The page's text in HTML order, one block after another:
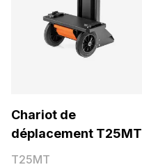
Chariot de
déplacement T25MT
T25MT